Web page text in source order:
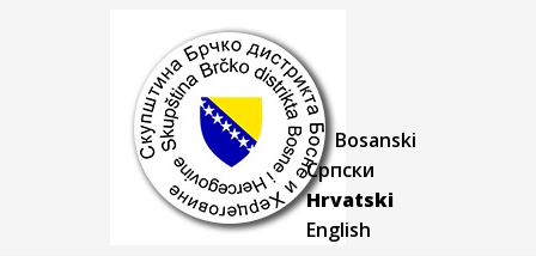
Bosanski
Српски
Hrvatski
English